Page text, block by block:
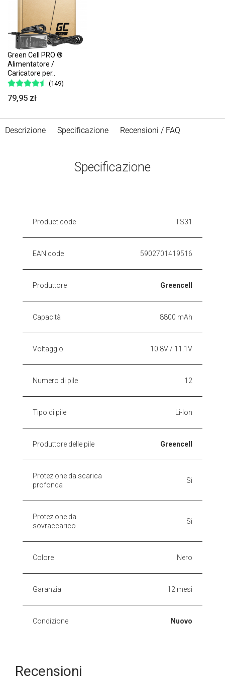
Green Cell PRO ®
Alimentatore /
Caricatore per..
(149)
79,95 zł
Descrizione Specificazione Recensioni / FAQ
Specificazione
Product code TS31
EAN code 5902701419516
Produttore Greencell
Capacità 8800 mAh
Voltaggio 10.8V / 11.1V
Numero di pile 12
Tipo di pile Li-Ion
Produttore delle pile Greencell
Protezione da scarica
profonda
Sì
Protezione da
sovraccarico
Sì
Colore Nero
Garanzia 12 mesi
Condizione Nuovo
Recensioni